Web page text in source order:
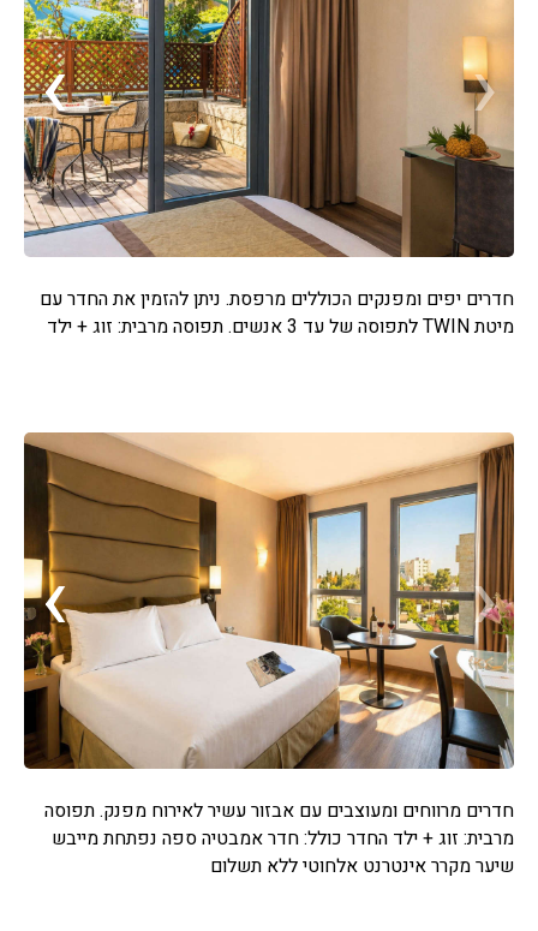
‹
›
חדרים יפים ומפנקים הכוללים מרפסת. ניתן להזמין את החדר עם
מיטת TWIN לתפוסה של עד 3 אנשים. תפוסה מרבית: זוג + ילד
‹
›
חדרים מרווחים ומעוצבים עם אבזור עשיר לאירוח מפנק. תפוסה
מרבית: זוג + ילד החדר כולל: חדר אמבטיה ספה נפתחת מייבש
שיער מקרר אינטרנט אלחוטי ללא תשלום